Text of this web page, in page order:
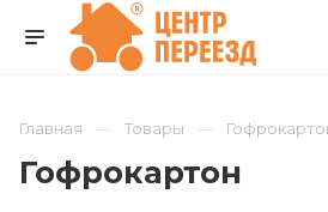
Главная Товары
Гофрокартон